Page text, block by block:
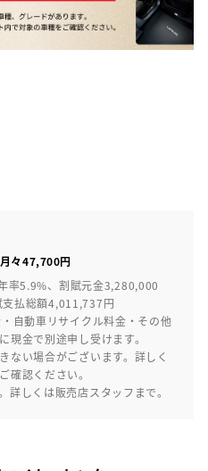
々47,700円
率5.9%、割賦元金3,280,000
払総額4,011,737円
自動車リサイクル料金・その他
現金で別途申し受けます。
ない場合がございます。詳しく
確認ください。
詳しくは販売店スタッフまで。